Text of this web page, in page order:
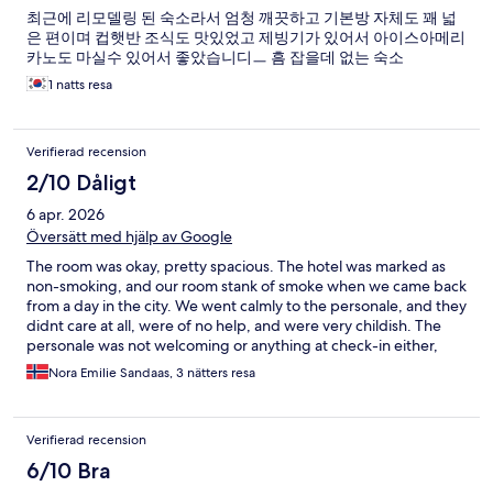
최근에 리모델링 된 숙소라서 엄청 깨끗하고 기본방 자체도 꽤 넓
은 편이며 컵햇반 조식도 맛있었고 제빙기가 있어서 아이스아메리
카노도 마실수 있어서 좋았습니디ㅡ 흠 잡을데 없는 숙소
1 natts resa
Verifierad recension
2/10 Dåligt
6 apr. 2026
Översätt med hjälp av Google
The room was okay, pretty spacious. The hotel was marked as
non-smoking, and our room stank of smoke when we came back
from a day in the city. We went calmly to the personale, and they
didnt care at all, were of no help, and were very childish. The
personale was not welcoming or anything at check-in either,
and all the different people we met seemed to not care about
their job. Location wise it was pretty far from everything (1 - 2,5
Nora Emilie Sandaas, 3 nätters resa
Verifierad recension
6/10 Bra